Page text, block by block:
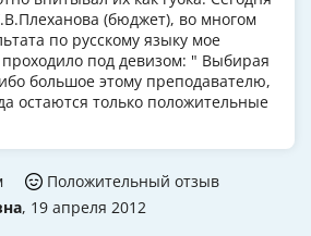
(бюджет), во многом
по русскому языку мое
под девизом: " Выбирая
большое этому преподавателю,
остаются только положительные
, 19 апреля 2012
Положительный отзыв